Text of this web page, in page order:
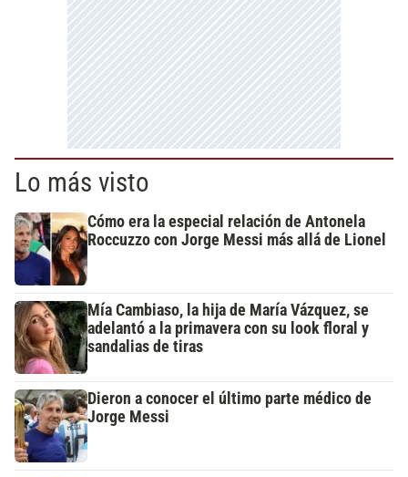
Lo más visto
Cómo era la especial relación de Antonela
Roccuzzo con Jorge Messi más allá de Lionel
Mía Cambiaso, la hija de María Vázquez, se
adelantó a la primavera con su look floral y
sandalias de tiras
Dieron a conocer el último parte médico de
Jorge Messi